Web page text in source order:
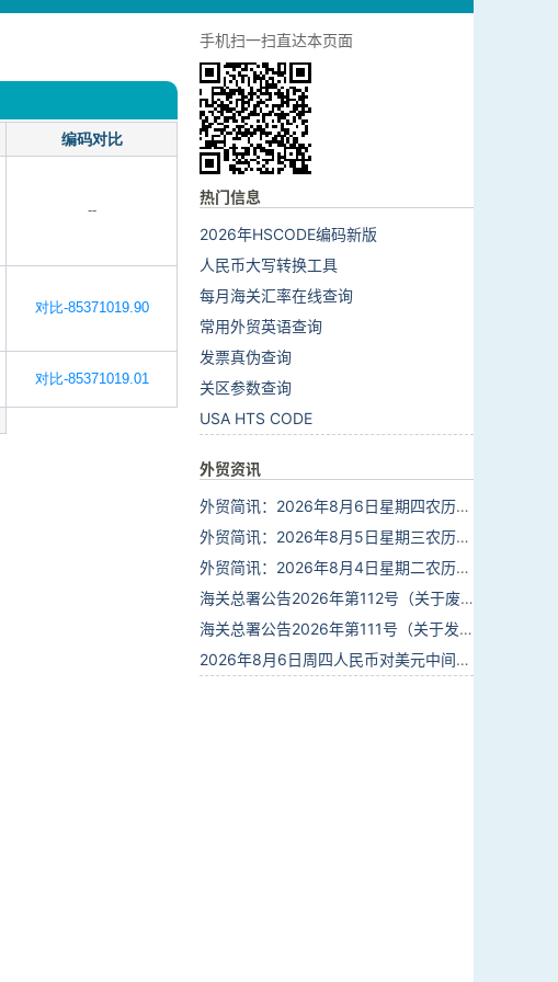
编码对比
--
对比-85371019.90
对比-85371019.01
手机扫一扫直达本页面
热门信息
2026年HSCODE编码新版
人民币大写转换工具
每月海关汇率在线查询
常用外贸英语查询
发票真伪查询
关区参数查询
USA HTS CODE
外贸资讯
外贸简讯：2026年8月6日星期四农历六月廿四
外贸简讯：2026年8月5日星期三农历六月廿三
外贸简讯：2026年8月4日星期二农历六月廿二
海关总署公告2026年第112号（关于废止部分卫生检疫类规范性文件的公告）
海关总署公告2026年第111号（关于发布《进出境动植物检疫处理监督管理工作规定》《进出境卫生处理监督管理工作规定》的公告）
2026年8月6日周四人民币对美元中间价报6.7895调贬6个基点